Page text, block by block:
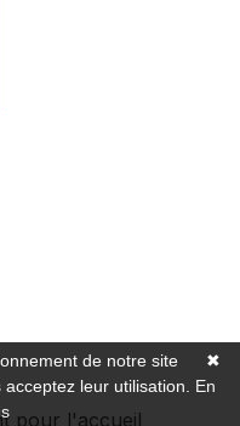
pour l'accueil
✖
de notre site
leur utilisation. En